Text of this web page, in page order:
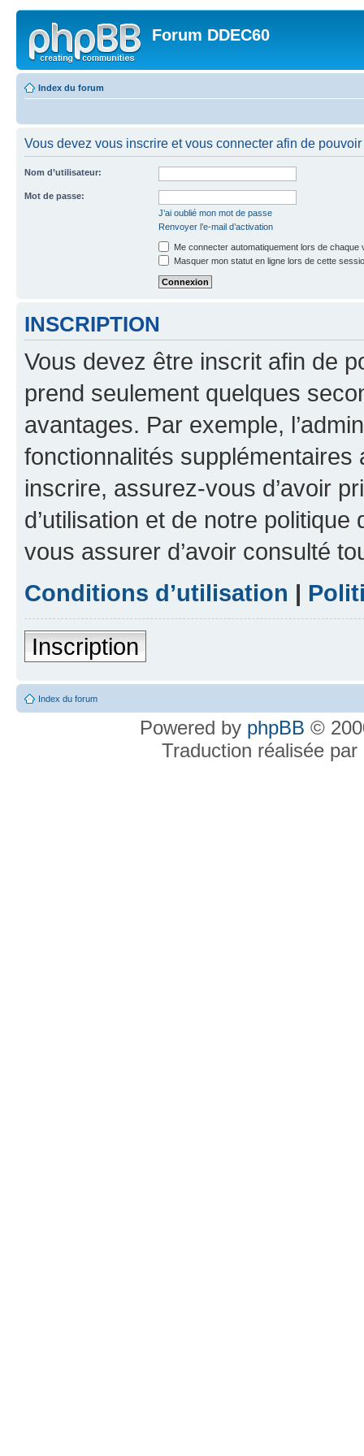
Forum DDEC60
Index du forum
Vous devez vous inscrire et vous connecter afin de
Nom d’utilisateur:
Mot de passe:
J’ai oublié mon mot de passe
Renvoyer l’e-mail d’activation
Me connecter automatiquement lors de chaque
Masquer mon statut en ligne lors de cette
INSCRIPTION
Vous devez être inscrit afin de
prend seulement quelques
avantages. Par exemple,
fonctionnalités
inscrire, assurez-vous d’avoir
d’utilisation et de notre
vous assurer d’avoir consulté
Conditions d’utilisation |
Inscription
Index du forum
Powered by phpBB ©
Traduction réalisée par